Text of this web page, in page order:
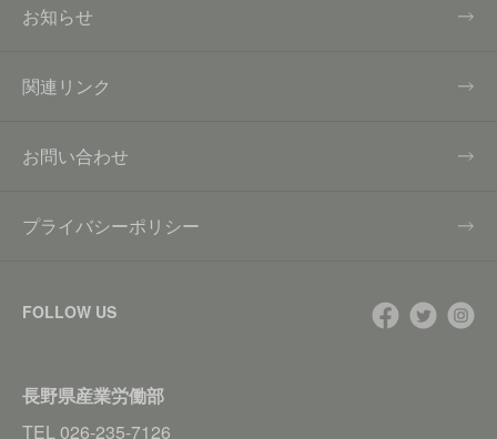
お知らせ
関連リンク
お問い合わせ
プライバシーポリシー
FOLLOW US
長野県産業労働部
TEL 026-235-7126